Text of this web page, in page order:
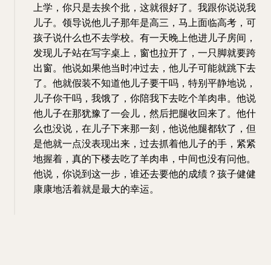
上学，你只是去挨个批，这就很好了。我跟你说说我
儿子。领导说他儿子那年是高三，马上面临高考，可
孩子说什么也不去学校。有一天晚上他进儿子房间，
发现儿子站在写字桌上，窗也拉开了，一只脚就要跨
出窗。他说如果他当时冲过去，他儿子可能就跳下去
了。他就假装不知道他儿子要干吗，特别平静地说，
儿子你干吗，我饿了，你陪我下去吃个羊肉串。他说
他儿子在那犹豫了一会儿，然后把腿收回来了。他什
么也没说，在儿子下来那一刻，他说他腿都软了，但
是他就一点没表现出来，过去抓着他儿子的手，紧紧
地握着，真的下楼去吃了羊肉串，中间也没有问他。
他说，你说到这一步，谁还去要他的成绩？孩子健健
康康地活着就是最大的幸运。